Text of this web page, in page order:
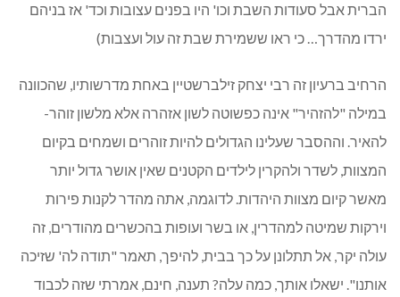
הברית אבל סעודות השבת וכו' היו בפנים עצובות וכד' אז בניהם
ירדו מהדרך… כי ראו ששמירת שבת זה עול ועצבות)
הרחיב ברעיון זה רבי יצחק זילברשטיין באחת מדרשותיו, שהכוונה
במילה "להזהיר" אינה כפשוטה לשון אזהרה אלא מלשון זוהר-
להאיר. וההסבר שעלינו הגדולים להיות זוהרים ושמחים בקיום
המצוות, לשדר ולהקרין לילדים הקטנים שאין אושר גדול יותר
מאשר קיום מצוות היהדות. לדוגמה, אתה מהדר לקנות פירות
וירקות שמיטה למהדרין, או בשר ועופות בהכשרים מהודרים, זה
עולה יקר, אל תתלונן על כך בבית, להיפך, תאמר "תודה לה' שזיכה
אותנו". ישאלו אותך, כמה עלה? תענה, חינם, אמרתי שזה לכבוד